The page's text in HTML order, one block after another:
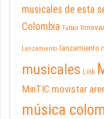
musicales de esta
Colombia Futbol
Lanzamiento lanzamiento
musicales Link
MinTIC movistar
música